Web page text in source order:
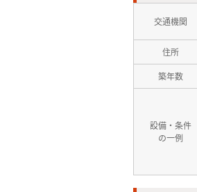
交通機関
住所
築年数
設備・条件
の一例